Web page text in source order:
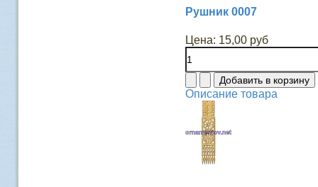
Рушник 0007
Цена: 15,00 руб
Описание товара